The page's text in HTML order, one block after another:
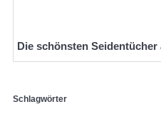
Die schönsten
Schlagwörter